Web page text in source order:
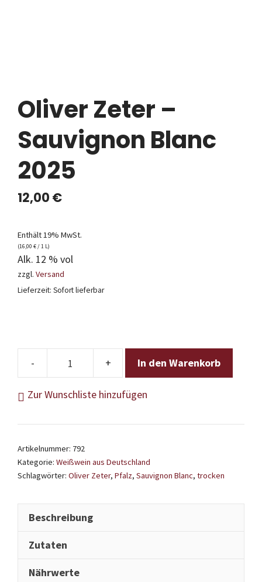
Oliver Zeter –
Sauvignon Blanc
2025
12,00 €
Enthält 19% MwSt.
(16,00 €/ 1 L)
Alk. 12 % vol
zzgl. Versand
Lieferzeit: Sofort lieferbar
Oliver
Menge
In den Warenkorb
Zur Wunschliste hinzufügen
Artikelnummer: 792
Kategorie: Weißwein aus Deutschland
Schlagwörter: Oliver Zeter, Pfalz, Sauvignon Blanc, trocken
Beschreibung
Zutaten
Nährwerte